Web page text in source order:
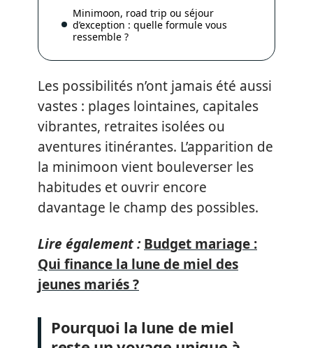
Minimoon, road trip ou séjour
d’exception : quelle formule vous
ressemble ?
Les possibilités n’ont jamais été aussi
vastes : plages lointaines, capitales
vibrantes, retraites isolées ou
aventures itinérantes. L’apparition de
la minimoon vient bouleverser les
habitudes et ouvrir encore
davantage le champ des possibles.
Lire également : Budget mariage :
Qui finance la lune de miel des
jeunes mariés ?
Pourquoi la lune de miel